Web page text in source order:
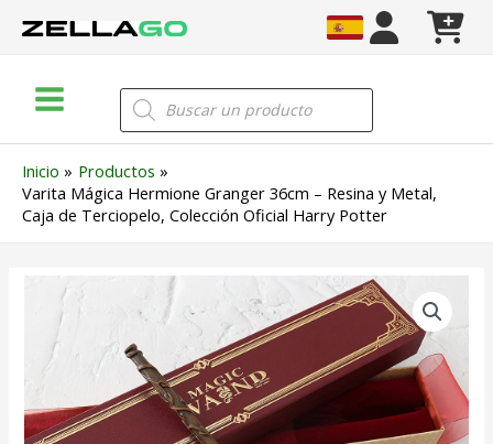
Menu
Búsqueda
de
productos
Inicio
Productos
Varita Mágica Hermione Granger 36cm – Resina y Metal,
Caja de Terciopelo, Colección Oficial Harry Potter
Varita
Mágica
Hermione
Granger
–
Resina